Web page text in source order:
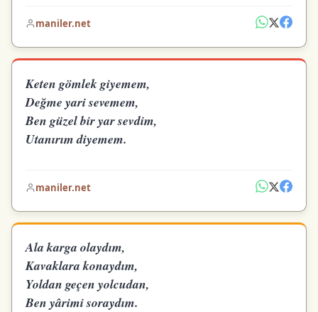
maniler.net
Keten gömlek giyemem,
Değme yari sevemem,
Ben güzel bir yar sevdim,
Utanırım diyemem.
maniler.net
Ala karga olaydım,
Kavaklara konaydım,
Yoldan geçen yolcudan,
Ben yârimi soraydım.